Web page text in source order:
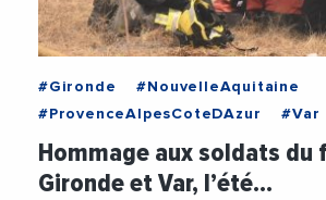
#Gironde
#NouvelleAquitaine
#ProvenceAlpesCoteDAzur
#Var
#CatastophesNaturelles
#Incendies
#Pompiers
Hommage aux soldats du
Gironde et Var, l’été…